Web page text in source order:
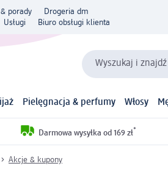
porady
Drogeria dm
Usługi Biuro obsługi klienta
Wyszukaj i znajdź
Pielęgnacja & perfumy Włosy
Darmowa wysyłka od 169 zł*
Akcje & kupony